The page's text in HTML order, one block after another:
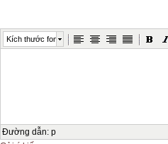
Kích thước font
Đường dẫn: p